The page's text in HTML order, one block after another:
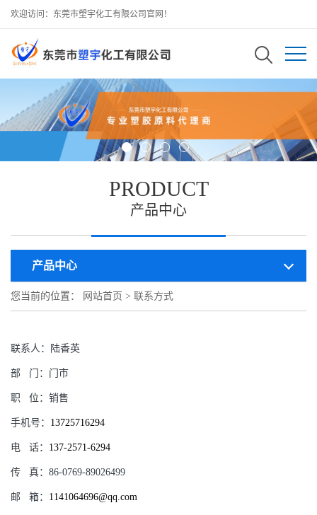
欢迎访问：东莞市塑宇化工有限公司官网！
PRODUCT
产品中心
产品中心
您当前的位置： 网站首页 > 联系方式
联系人： 陆香英
部 门： 门市
职 位： 销售
手机号： 13725716294
电 话： 137-2571-6294
传 真： 86-0769-89026499
邮 箱： 1141064696@qq.com